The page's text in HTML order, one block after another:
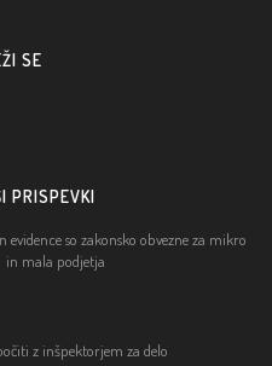
SE
PRISPEVKI
so zakonsko obvezne za mikro
in mala podjetja
z inšpektorjem za delo